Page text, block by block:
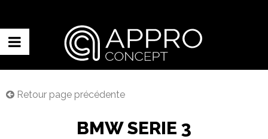
Retour page précédente
BMW SERIE 3